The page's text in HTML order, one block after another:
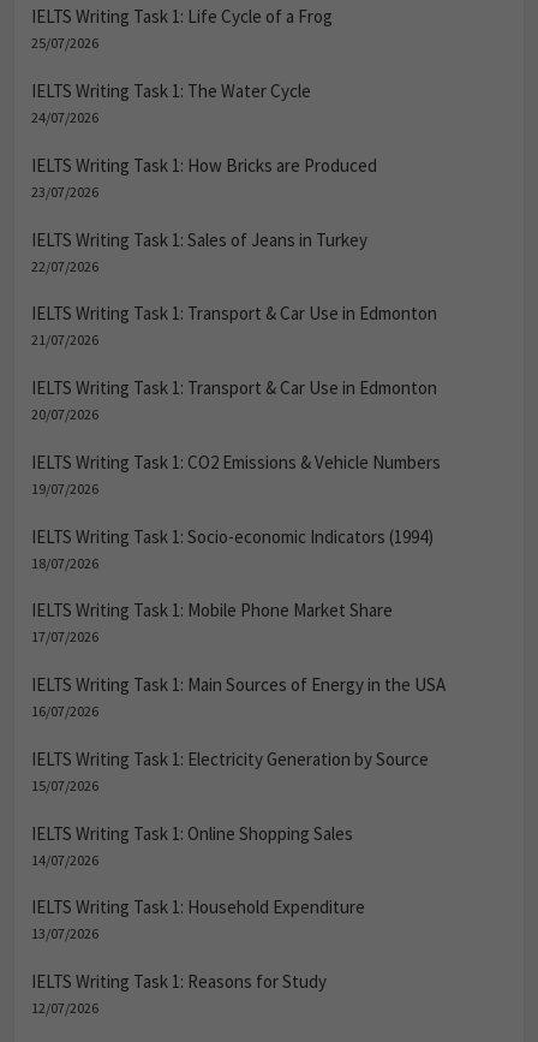
IELTS Writing Task 1: Life Cycle of a Frog
25/07/2026
IELTS Writing Task 1: The Water Cycle
24/07/2026
IELTS Writing Task 1: How Bricks are Produced
23/07/2026
IELTS Writing Task 1: Sales of Jeans in Turkey
22/07/2026
IELTS Writing Task 1: Transport & Car Use in Edmonton
21/07/2026
IELTS Writing Task 1: Transport & Car Use in Edmonton
20/07/2026
IELTS Writing Task 1: CO2 Emissions & Vehicle Numbers
19/07/2026
IELTS Writing Task 1: Socio-economic Indicators (1994)
18/07/2026
IELTS Writing Task 1: Mobile Phone Market Share
17/07/2026
IELTS Writing Task 1: Main Sources of Energy in the USA
16/07/2026
IELTS Writing Task 1: Electricity Generation by Source
15/07/2026
IELTS Writing Task 1: Online Shopping Sales
14/07/2026
IELTS Writing Task 1: Household Expenditure
13/07/2026
IELTS Writing Task 1: Reasons for Study
12/07/2026